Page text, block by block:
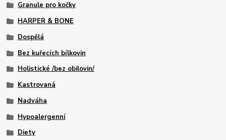
Granule pro kočky
HARPER & BONE
Dospělá
Bez kuřecích bílkovin
Holistické /bez obilovin/
Kastrovaná
Nadváha
Hypoalergenní
Diety